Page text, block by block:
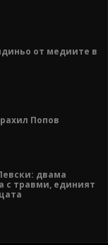
от медиите в
Попов
двама
с травми, единият